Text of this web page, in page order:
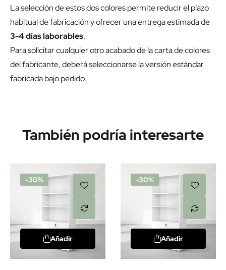
La selección de estos dos colores permite reducir el plazo
habitual de fabricación y ofrecer una entrega estimada de
3-4 días laborables.
Para solicitar cualquier otro acabado de la carta de colores
del fabricante, deberá seleccionarse la versión estándar
fabricada bajo pedido.
También podría interesarte
-30%
Añadir
-30%
Añadir